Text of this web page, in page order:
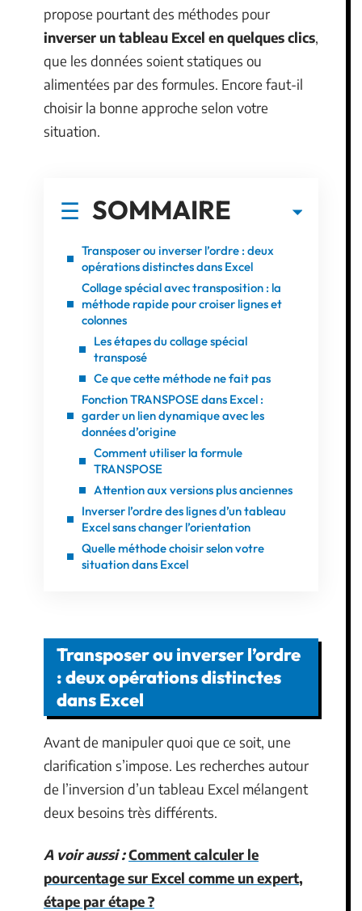
propose pourtant des méthodes pour
inverser un tableau Excel en quelques clics,
que les données soient statiques ou
alimentées par des formules. Encore faut-il
choisir la bonne approche selon votre
situation.
SOMMAIRE
Transposer ou inverser l’ordre : deux
opérations distinctes dans Excel
Collage spécial avec transposition : la
méthode rapide pour croiser lignes et
colonnes
Les étapes du collage spécial
transposé
Ce que cette méthode ne fait pas
Fonction TRANSPOSE dans Excel :
garder un lien dynamique avec les
données d’origine
Comment utiliser la formule
TRANSPOSE
Attention aux versions plus anciennes
Inverser l’ordre des lignes d’un tableau
Excel sans changer l’orientation
Quelle méthode choisir selon votre
situation dans Excel
Transposer ou inverser l’ordre
: deux opérations distinctes
dans Excel
Avant de manipuler quoi que ce soit, une
clarification s’impose. Les recherches autour
de l’inversion d’un tableau Excel mélangent
deux besoins très différents.
A voir aussi :Comment calculer le
pourcentage sur Excel comme un expert,
étape par étape ?